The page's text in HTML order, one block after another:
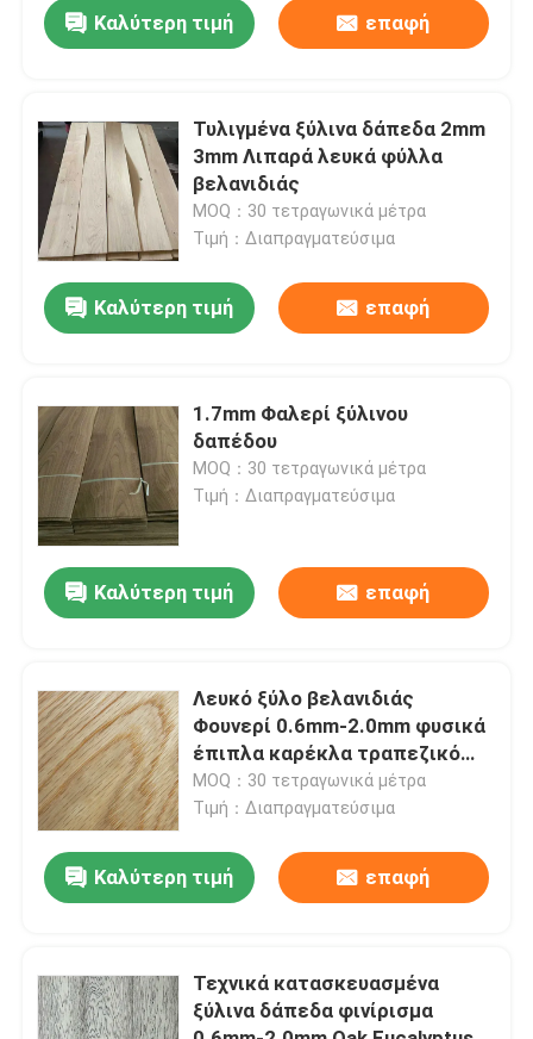
Προϊόντα
Περίπου εμείς
Γύρος εργοστασίων
Επαφή ΗΠΑ
Ζητήστε ένα απόσπασμα
Καπλαμάς από φυσικό ξύλο
Φαλερί δαπέδου ξύλου
Καλύτερη τιμή επαφή
Τυλιγμένα ξύλινα δάπεδα 2mm
3mm Λιπαρά λευκά φύλλα
βελανιδιάς
MOQ：30 τετραγωνικά μέτρα
Τιμή：Διαπραγματεύσιμα
Καλύτερη τιμή επαφή
1.7mm Φαλερί ξύλινου
δαπέδου
MOQ：30 τετραγωνικά μέτρα
Τιμή：Διαπραγματεύσιμα
Καλύτερη τιμή επαφή
Λευκό ξύλο βελανιδιάς
Φουνερί 0.6mm-2.0mm φυσικά
έπιπλα καρέκλα τραπεζικό
δέρμα
MOQ：30 τετραγωνικά μέτρα
Τιμή：Διαπραγματεύσιμα
Καλύτερη τιμή επαφή
Τεχνικά κατασκευασμένα
ξύλινα δάπεδα φινίρισμα